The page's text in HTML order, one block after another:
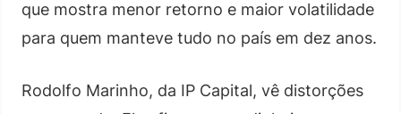
que mostra menor retorno e maior volatilidade
para quem manteve tudo no país em dez anos.
Rodolfo Marinho, da IP Capital, vê distorções